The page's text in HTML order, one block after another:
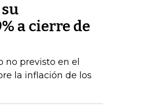
a cierre de
no previsto en el
la inflación de los